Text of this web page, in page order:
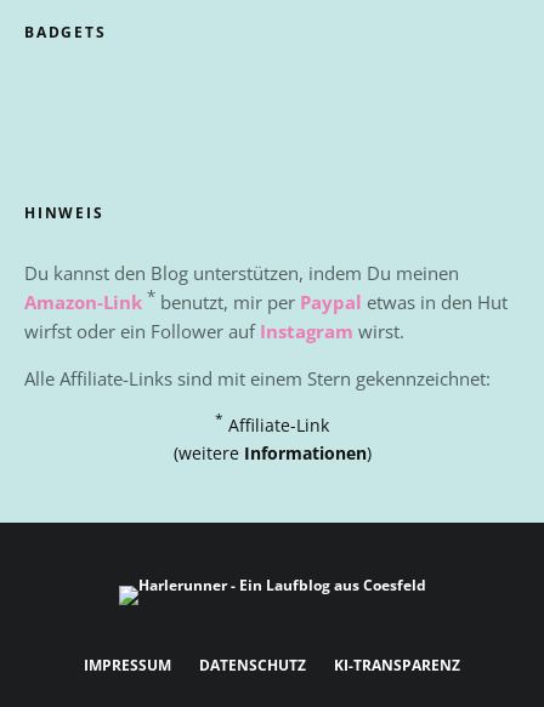
BADGETS
HINWEIS
Du kannst den Blog unterstützen, indem Du meinen
Amazon-Link * benutzt, mir per Paypal etwas in den Hut
wirfst oder ein Follower auf Instagram wirst.
Alle Affiliate-Links sind mit einem Stern gekennzeichnet:
* Affiliate-Link
(weitere Informationen)
IMPRESSUM DATENSCHUTZ KI-TRANSPARENZ